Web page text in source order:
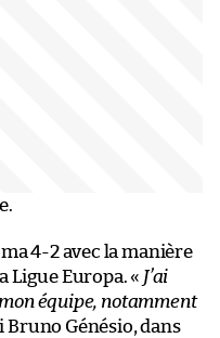
4-2 avec la manière
Ligue Europa. « J’ai
équipe, notamment
Bruno Génésio, dans